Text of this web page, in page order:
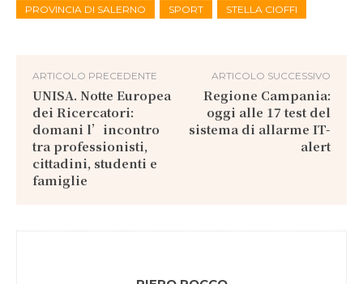
PROVINCIA DI SALERNO
SPORT STELLA CIOFFI
ARTICOLO PRECEDENTE
UNISA. Notte Europea
dei Ricercatori:
domani l’incontro
tra professionisti,
cittadini, studenti e
famiglie
ARTICOLO SUCCESSIVO
Regione Campania:
oggi alle 17 test del
sistema di allarme IT-
alert